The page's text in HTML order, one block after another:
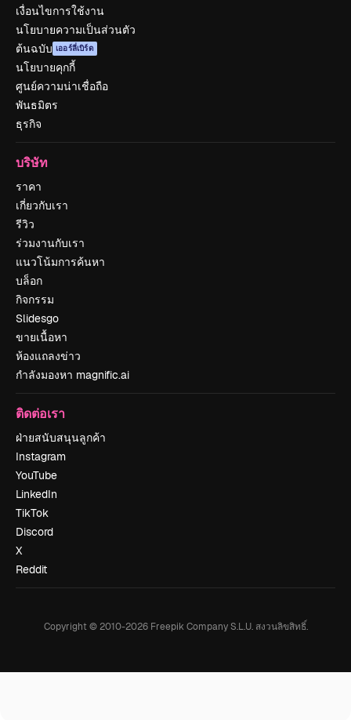
เงื่อนไขการใช้งาน
นโยบายความเป็นส่วนตัว
ต้นฉบับ เออร์ลี่เบิร์ด
นโยบายคุกกี้
ศูนย์ความน่าเชื่อถือ
พันธมิตร
ธุรกิจ
บริษัท
ราคา
เกี่ยวกับเรา
รีวิว
ร่วมงานกับเรา
แนวโน้มการค้นหา
บล็อก
กิจกรรม
Slidesgo
ขายเนื้อหา
ห้องแถลงข่าว
กำลังมองหา magnific.ai
ติดต่อเรา
ฝ่ายสนับสนุนลูกค้า
Instagram
YouTube
LinkedIn
TikTok
Discord
X
Reddit
Copyright © 2010-2026Freepik Company S.L.U. สงวนลิขสิทธิ์.